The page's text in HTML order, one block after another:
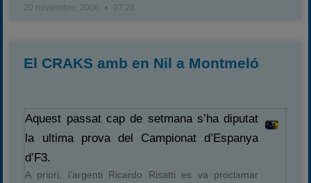
20 noviembre, 2006 07:28
El CRAKS amb en Nil a Montmeló
Aquest passat cap de setmana s’ha diputat
la ultima prova del Campionat d’Espanya
d’F3.
A priori, l’argenti Ricardo Risatti es va proclamar